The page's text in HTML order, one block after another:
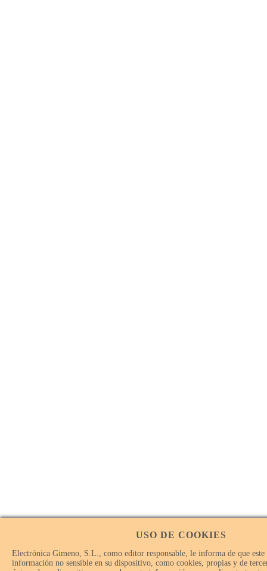
USO DE COOKIES
Electrónica Gimeno, S.L., como editor responsable, le informa de que este
información no sensible en su dispositivo, como cookies, propias y de